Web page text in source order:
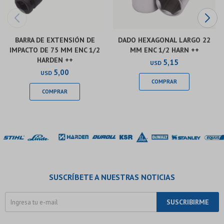
BARRA DE EXTENSIÓN DE
IMPACTO DE 75 MM ENC 1/2
HARDEN ++
USD 5,00
DADO HEXAGONAL LARGO 22
MM ENC 1/2 HARN ++
USD 5,15
SUSCRÍBETE A NUESTRAS NOTICIAS
SUSCRIBIRME